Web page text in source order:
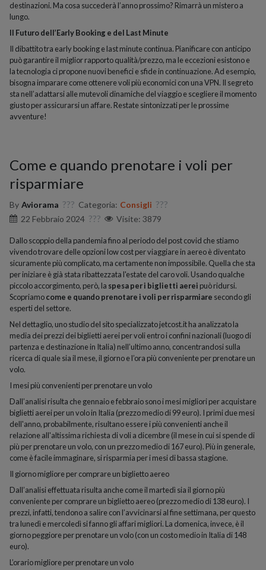
destinazioni. Ma cosa succederà l’anno prossimo? Rimarrà un mistero a
lungo.
Il Futuro dell’Early Booking e del Last Minute
Il dibattito tra early booking e last minute continua. Pianificare con anticipo
può garantire il miglior rapporto qualità/prezzo, ma le eccezioni esistono e
la tecnologia ci propone nuovi benefici e sfide in continuazione. Ad esempio,
bisogna imparare come ottenere voli più economici con una VPN. Il segreto
sta nell’adattarsi alle mutevoli dinamiche del viaggio e scegliere il momento
giusto per assicurarsi un affare. Restate sintonizzati per le prossime
avventure!
Come e quando prenotare i voli per
risparmiare
By Aviorama Categoria: Consigli
22 Febbraio 2024
Visite: 3879
Dallo scoppio della pandemia fino al periodo del post covid che stiamo
vivendo trovare delle opzioni low cost per viaggiare in aereo è diventato
sicuramente più complicato, ma certamente non impossibile. Quella che sta
per iniziare è già stata ribattezzata l'estate del caro voli. Usando qualche
piccolo accorgimento, però, la spesa per i biglietti aerei può ridursi.
Scopriamocome e quando prenotare i voli per risparmiare secondo gli
esperti del settore.
Nel dettaglio, uno studio del sito specializzato jetcost.it ha analizzato la
media dei prezzi dei biglietti aerei per voli entro i confini nazionali (luogo di
partenza e destinazione in Italia) nell’ultimo anno, concentrandosi sulla
ricerca di quale sia il mese, il giorno e l’ora più conveniente per prenotare un
volo.
I mesi più convenienti per prenotare un volo
Dall’analisi risulta che gennaio e febbraio sono i mesi migliori per acquistare
biglietti aerei per un volo in Italia (prezzo medio di 99 euro). I primi due mesi
dell'anno, probabilmente, risultano essere i più convenienti anche il
relazione all'altissima richiesta di voli a dicembre (il mese in cui si spende di
più per prenotare un volo, con un prezzo medio di 167 euro). Più in generale,
come è facile immaginare, si risparmia per i mesi di bassa stagione.
Il giorno migliore per comprare un biglietto aereo
Dall’analisi effettuata risulta anche come il martedì sia il giorno più
conveniente per comprare un biglietto aereo (prezzo medio di 138 euro). I
prezzi, infatti, tendono a salire con l’avvicinarsi al fine settimana, per questo
tra lunedì e mercoledì si fanno gli affari migliori. La domenica, invece, è il
giorno peggiore per prenotare un volo (con un costo medio in Italia di 148
euro).
L’orario migliore per prenotare un volo